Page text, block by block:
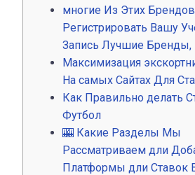
многие Из Этих
Регистрировать Вашу
Запись Лучшие Бренды,
Максимизация
На самых Сайтах Для
Как Правильно делать
Футбол
🎰 Какие Разделы Мы
Рассматриваем дли
Платформы дли Ставок